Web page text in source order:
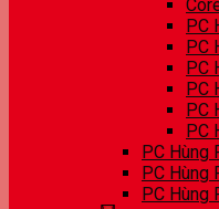
PC
PC
PC
PC
PC
PC
PC Hùng
PC Hùng
PC Hùng